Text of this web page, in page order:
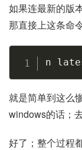
如果连最新的版
那直接上这条命
n
就是简单到这么
windows的话；
好了；整个过程